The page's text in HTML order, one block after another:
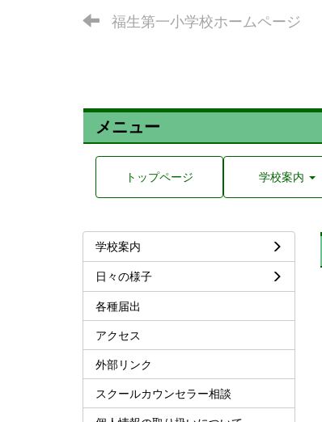
福生第一小学校ホームページ
メニュー
トップページ 学校案内
学校案内
日々の様子
各種届出
アクセス
外部リンク
スクールカウンセラー相談